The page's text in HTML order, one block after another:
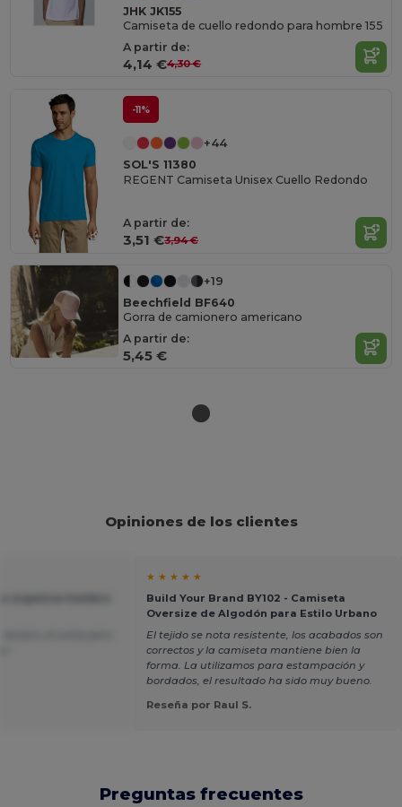
JHK JK155
Camiseta de cuello redondo para hombre 155
A partir de:
4,14 €4,30 €
-11%
+44
SOL'S 11380
REGENT Camiseta Unisex Cuello Redondo
A partir de:
3,51 €3,94 €
+19
Beechfield BF640
Gorra de camionero americano
A partir de:
5,45 €
Opiniones de los clientes
★ ★ ★ ★ ★
Build Your Brand BY102 - Camiseta
Oversize de Algodón para Estilo Urbano
El tejido se nota resistente, los acabados son
correctos y la camiseta mantiene bien la
forma. La utilizamos para estampación y
bordados, el resultado ha sido muy bueno.
Reseña por Raul S.
Preguntas frecuentes